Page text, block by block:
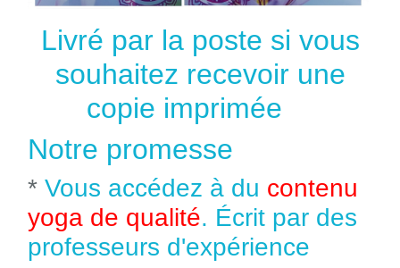
Livré par la poste si vous
souhaitez recevoir une
copie imprimée
Notre promesse
* Vous accédez à du contenu
yoga de qualité. Écrit par des
professeurs d'expérience